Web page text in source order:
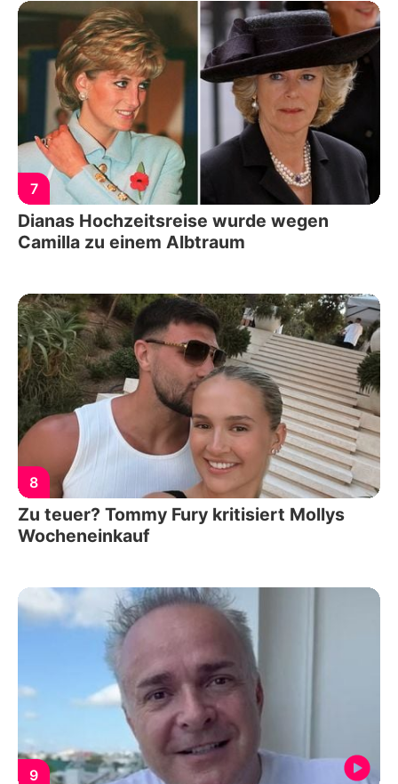
7
Dianas Hochzeitsreise wurde wegen
Camilla zu einem Albtraum
8
Zu teuer? Tommy Fury kritisiert Mollys
Wocheneinkauf
9